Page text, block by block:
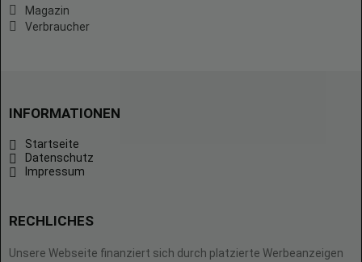
Magazin
Verbraucher
INFORMATIONEN
Startseite
Datenschutz
Impressum
RECHLICHES
Unsere Webseite finanziert sich durch platzierte Werbeanzeigen